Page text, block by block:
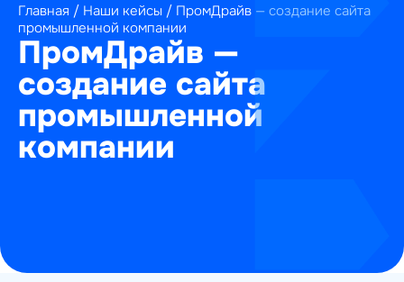
Главная / Наши кейсы / ПромДрайв — создание сайта
промышленной компании
ПромДрайв —
создание сайта
промышленной
компании